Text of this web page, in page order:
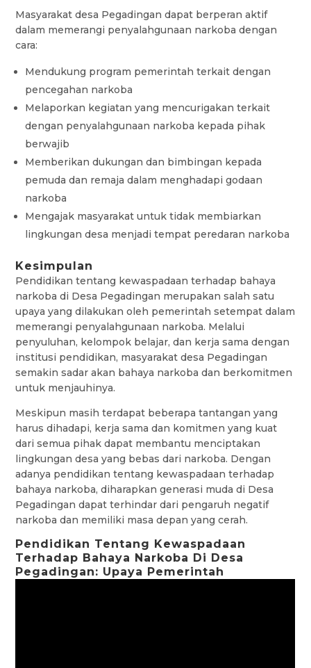
Masyarakat desa Pegadingan dapat berperan aktif
dalam memerangi penyalahgunaan narkoba dengan
cara:
Mendukung program pemerintah terkait dengan
pencegahan narkoba
Melaporkan kegiatan yang mencurigakan terkait
dengan penyalahgunaan narkoba kepada pihak
berwajib
Memberikan dukungan dan bimbingan kepada
pemuda dan remaja dalam menghadapi godaan
narkoba
Mengajak masyarakat untuk tidak membiarkan
lingkungan desa menjadi tempat peredaran narkoba
Kesimpulan
Pendidikan tentang kewaspadaan terhadap bahaya
narkoba di Desa Pegadingan merupakan salah satu
upaya yang dilakukan oleh pemerintah setempat dalam
memerangi penyalahgunaan narkoba. Melalui
penyuluhan, kelompok belajar, dan kerja sama dengan
institusi pendidikan, masyarakat desa Pegadingan
semakin sadar akan bahaya narkoba dan berkomitmen
untuk menjauhinya.
Meskipun masih terdapat beberapa tantangan yang
harus dihadapi, kerja sama dan komitmen yang kuat
dari semua pihak dapat membantu menciptakan
lingkungan desa yang bebas dari narkoba. Dengan
adanya pendidikan tentang kewaspadaan terhadap
bahaya narkoba, diharapkan generasi muda di Desa
Pegadingan dapat terhindar dari pengaruh negatif
narkoba dan memiliki masa depan yang cerah.
Pendidikan Tentang Kewaspadaan
Terhadap Bahaya Narkoba Di Desa
Pegadingan: Upaya Pemerintah